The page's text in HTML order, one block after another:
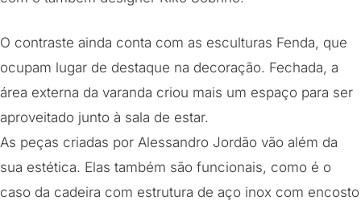
O contraste ainda conta com as esculturas Fenda, que
ocupam lugar de destaque na decoração. Fechada, a
área externa da varanda criou mais um espaço para ser
aproveitado junto à sala de estar.
As peças criadas por Alessandro Jordão vão além da
sua estética. Elas também são funcionais, como é o
caso da cadeira com estrutura de aço inox com encosto